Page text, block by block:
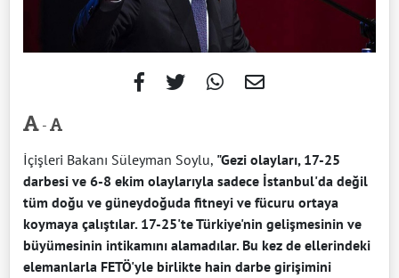
-
İçişleri Bakanı Süleyman Soylu, "Gezi olayları, 17-25
darbesi ve 6-8 ekim olaylarıyla sadece İstanbul'da değil
tüm doğu ve güneydoğuda fitneyi ve fücuru ortaya
koymaya çalıştılar. 17-25'te Türkiye'nin gelişmesinin ve
büyümesinin intikamını alamadılar. Bu kez de ellerindeki
elemanlarla FETÖ'yle birlikte hain darbe girişimini